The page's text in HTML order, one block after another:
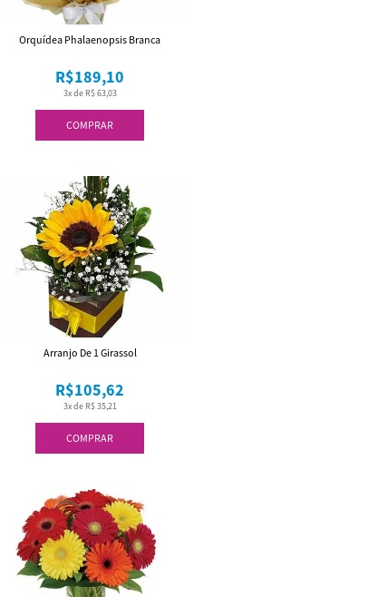
COMPRAR
3x de R$ 63,03
R$189,10
Orquídea Phalaenopsis Branca
COMPRAR
3x de R$ 35,21
R$105,62
Arranjo De 1 Girassol